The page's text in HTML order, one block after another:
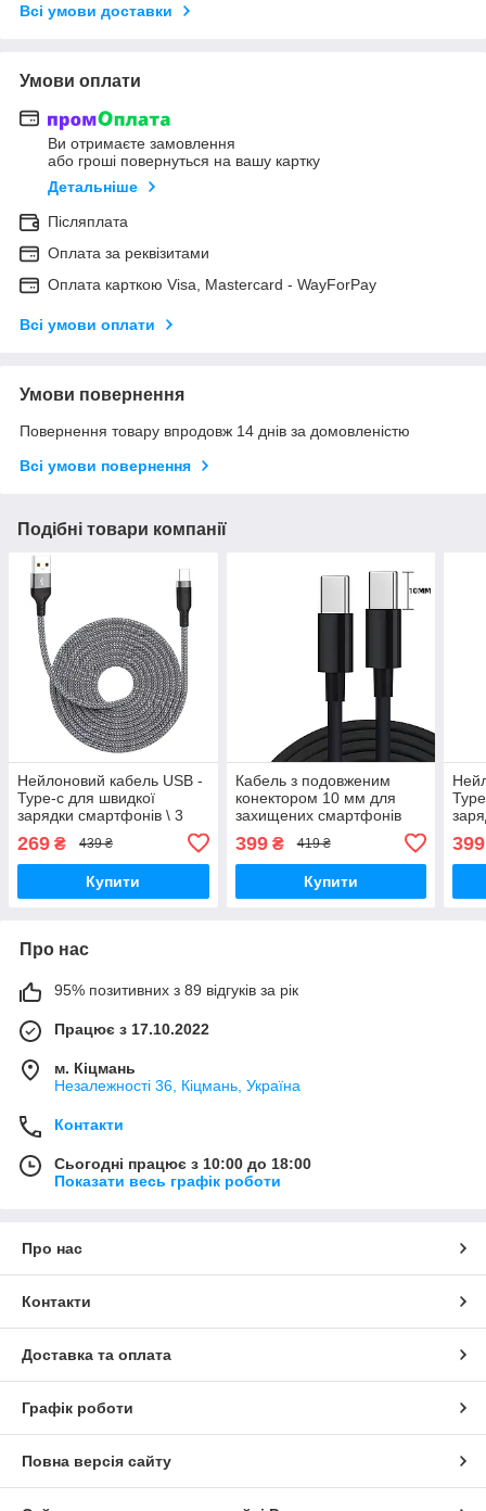
Всі умови доставки
Умови оплати
Ви отримаєте замовлення
або гроші повернуться на вашу картку
Детальніше
Післяплата
Оплата за реквізитами
Оплата карткою Visa, Mastercard - WayForPay
Всі умови оплати
Умови повернення
Повернення товару впродовж 14 днів за домовленістю
Всі умови повернення
Подібні товари компанії
Нейлоновий кабель USB -
Type-c для швидкої
зарядки смартфонів \ 3
269 ₴ 439 ₴
Купити
Кабель з подовженим
конектором 10 мм для
захищених смартфонів
399₴ 419 ₴
Купити
399
Про нас
95% позитивних з 89 відгуків за рік
Працює з 17.10.2022
м. Кіцмань
Незалежності 36, Кіцмань, Україна
Контакти
Сьогодні працює з 10:00 до 18:00
Показати весь графік роботи
Про нас
Контакти
Доставка та оплата
Графік роботи
Повна версія сайту